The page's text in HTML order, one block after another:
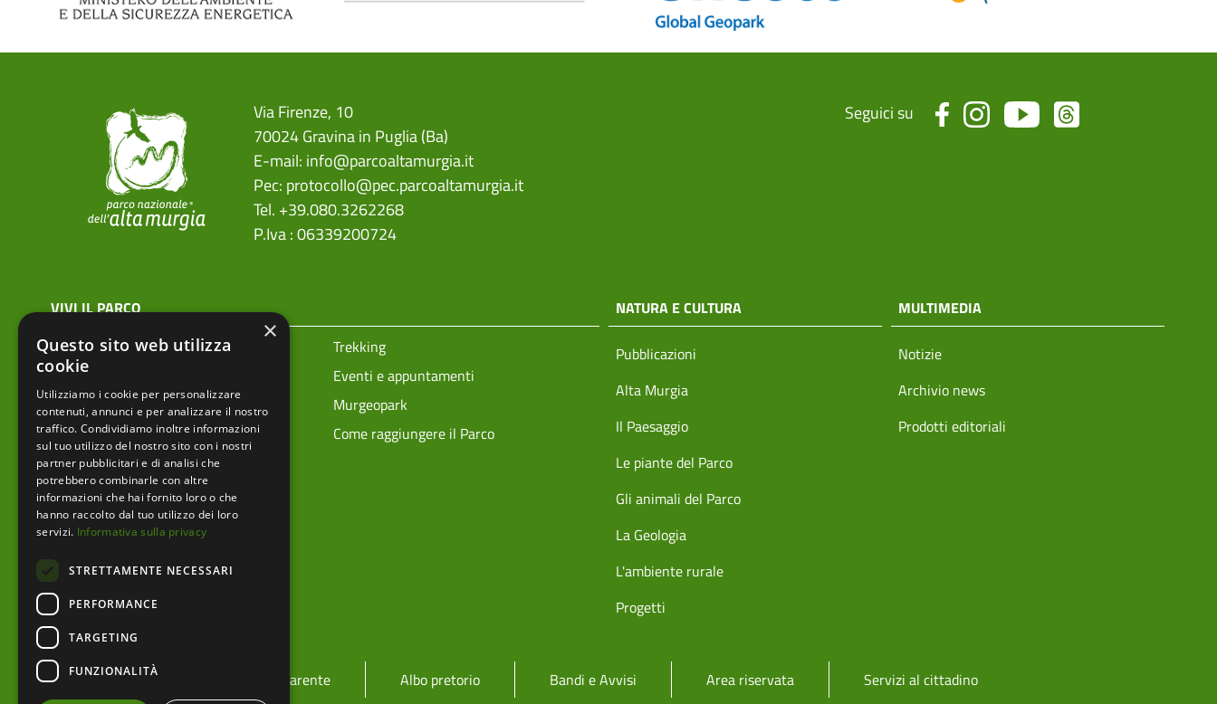
Via Firenze, 10
70024 Gravina in Puglia (Ba)
E-mail: info@parcoaltamurgia.it
Pec: protocollo@pec.parcoaltamurgia.it
Tel. +39.080.3262268
P.Iva : 06339200724
Seguici su
menu top footer
VIVI IL PARCO
Prenota la tua visita
Trekking
Ciclovie
Eventi e appuntamenti
Vivere i parchi in sicurezza
Murgeopark
Mappa tecnica
Come raggiungere il Parco
NATURA E CULTURA
Pubblicazioni
Alta Murgia
Il Paesaggio
Le piante del Parco
Gli animali del Parco
La Geologia
L'ambiente rurale
Progetti
MULTIMEDIA
Notizie
Archivio news
Prodotti editoriali
menu footer
Ente Amministrazione trasparente Albo pretorio Bandi e Avvisi Area riservata Servizi al cittadino
×
Questo sito web utilizza
cookie
Utilizziamo i cookie per personalizzare
contenuti, annunci e per analizzare il nostro
traffico. Condividiamo inoltre informazioni
sul tuo utilizzo del nostro sito con i nostri
partner pubblicitari e di analisi che
potrebbero combinarle con altre
informazioni che hai fornito loro o che
hanno raccolto dal tuo utilizzo dei loro
servizi. Informativa sulla privacy
STRETTAMENTE NECESSARI
PERFORMANCE
TARGETING
FUNZIONALITÀ